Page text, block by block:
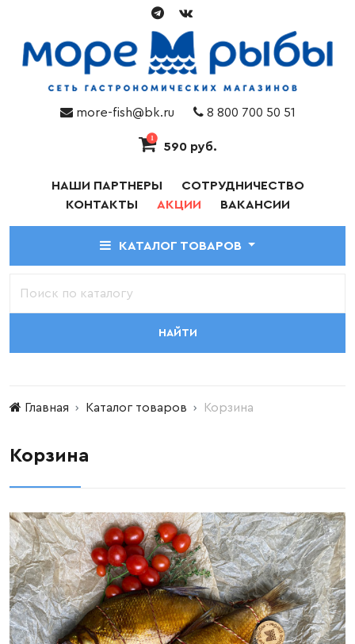
more-fish@bk.ru 8 800 700 50 51
1
590 руб.
НАШИ ПАРТНЕРЫ
СОТРУДНИЧЕСТВО
КОНТАКТЫ
АКЦИИ ВАКАНСИИ
КАТАЛОГ ТОВАРОВ
НАЙТИ
Главная Каталог товаров Корзина
Корзина